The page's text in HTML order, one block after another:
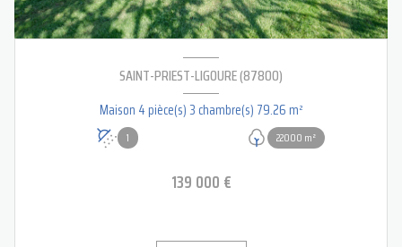
SAINT-PRIEST-LIGOURE (87800)
Maison 4 pièce(s) 3 chambre(s) 79.26 m²
1 22000 m²
139 000 €